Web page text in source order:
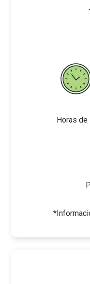
Horas de